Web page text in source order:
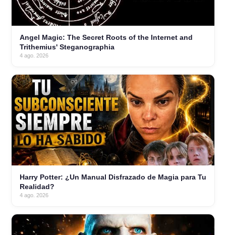
Angel Magic: The Secret Roots of the Internet and
Trithemius' Steganographia
4 ago. 2026
Harry Potter: ¿Un Manual Disfrazado de Magia para Tu
Realidad?
4 ago. 2026